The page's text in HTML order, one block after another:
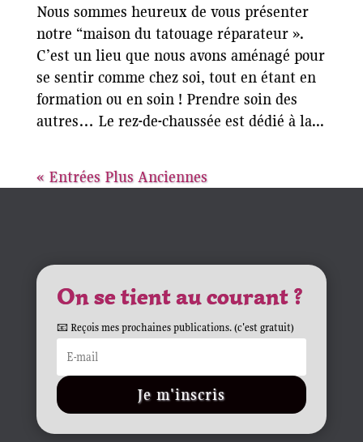
Nous sommes heureux de vous présenter
notre “maison du tatouage réparateur ».
C’est un lieu que nous avons aménagé pour
se sentir comme chez soi, tout en étant en
formation ou en soin ! Prendre soin des
autres… Le rez-de-chaussée est dédié à la...
« Entrées Plus Anciennes
On se tient au courant ?
📧 Reçois mes prochaines publications. (c'est gratuit)
Je m'inscris